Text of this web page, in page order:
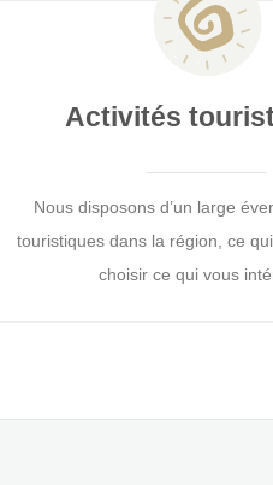
Activités
Nous disposons d’un large
touristiques dans la région, ce
choisir ce qui vous